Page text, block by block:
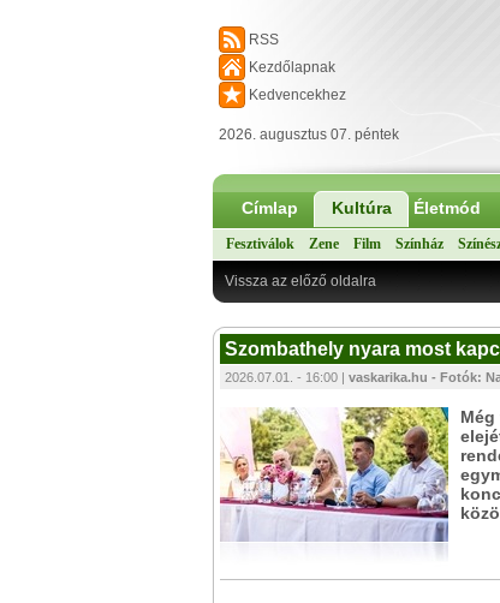
RSS
Kezdőlapnak
Kedvencekhez
2026. augusztus 07. péntek
Címlap Kultúra Életmód
Fesztiválok Zene Film Színház
Vissza az előző oldalra
Szombathely nyara most
2026.07.01. - 16:00 | vaskarika.hu - Fotók: